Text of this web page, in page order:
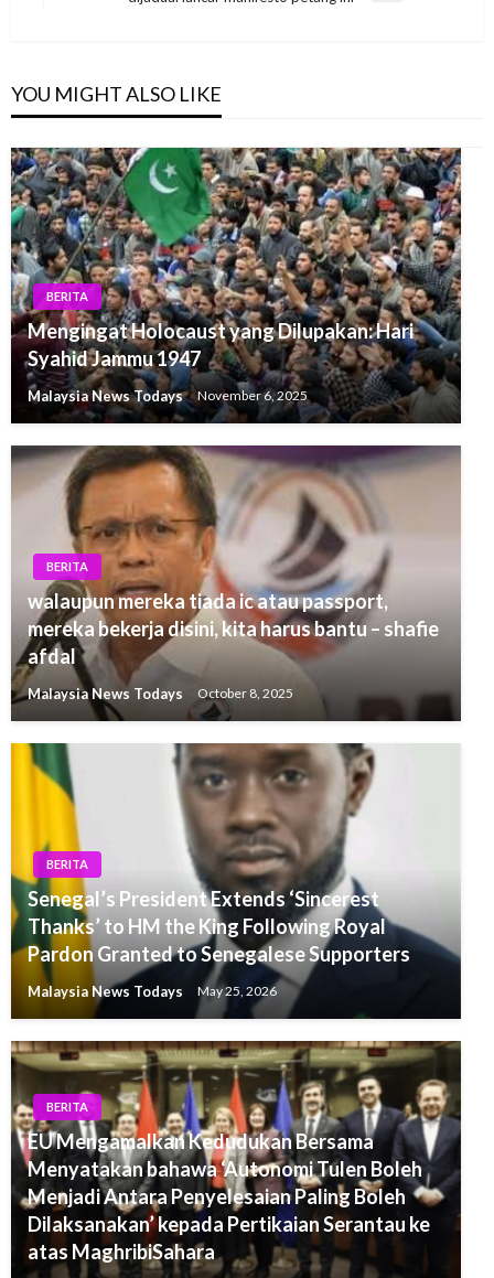
YOU MIGHT ALSO LIKE
BERITA
Mengingat Holocaust yang Dilupakan: Hari
Syahid Jammu 1947
Malaysia News Todays November 6, 2025
BERITA
walaupun mereka tiada ic atau passport,
mereka bekerja disini, kita harus bantu – shafie
afdal
Malaysia News Todays October 8, 2025
BERITA
Senegal’s President Extends ‘Sincerest
Thanks’ to HM the King Following Royal
Pardon Granted to Senegalese Supporters
Malaysia News Todays May 25, 2026
BERITA
EU Mengamalkan Kedudukan Bersama
Menyatakan bahawa ‘Autonomi Tulen Boleh
Menjadi Antara Penyelesaian Paling Boleh
Dilaksanakan’ kepada Pertikaian Serantau ke
atas MaghribiSahara